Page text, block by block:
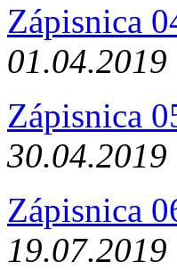
Zápisnica
01.04.2019
Zápisnica
30.04.2019
Zápisnica
19.07.2019